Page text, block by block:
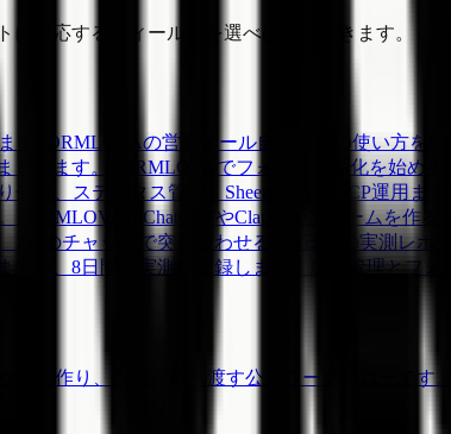
対応するフィールドを選べば運用できます。
で
FORMLOVAの営業メール自動検知の使い方を
とめます。
FORMLOVAでフォーム自動化を始め
け、ステータス管理、Sheets連携、MCP運用まで
FORMLOVAがChatGPTやClaudeでフォームを作
つのチャットで突き合わせる -- 8日間の実測レポー
を、8日間の実測で記録します。広告管理とフ
トを作り、営業対応へ渡す公式ワークフローです。